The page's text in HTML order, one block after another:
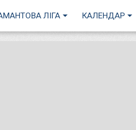
ЛІГА КАЛЕНДАР